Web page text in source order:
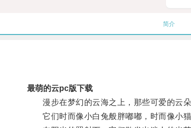
简介
最萌的云pc版下载
漫步在梦幻的云海之上，那些可爱的云朵
它们时而像小白兔般胖嘟嘟，时而像小猫